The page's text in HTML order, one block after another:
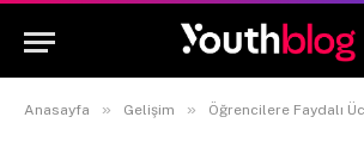
Anasayfa » Gelişim » Öğrencilere Faydalı